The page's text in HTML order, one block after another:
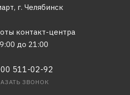
г. Челябинск
контакт-центра
до 21:00
511-02-92
ЗВОНОК